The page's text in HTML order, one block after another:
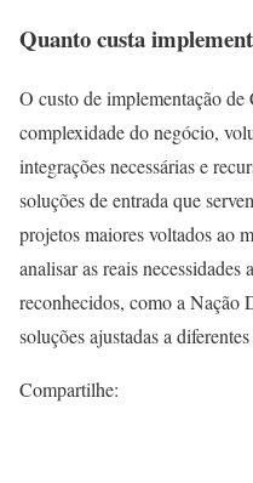
Quanto custa
O custo de implementação
complexidade do negócio,
integrações necessárias e
soluções de entrada que
projetos maiores voltados ao
analisar as reais
reconhecidos, como a Nação
soluções ajustadas a
Compartilhe: